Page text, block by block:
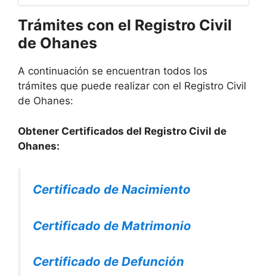
Trámites con el Registro Civil
de Ohanes
A continuación se encuentran todos los
trámites que puede realizar con el Registro Civil
de Ohanes:
Obtener Certificados del Registro Civil de
Ohanes:
Certificado de Nacimiento
Certificado de Matrimonio
Certificado de Defunción